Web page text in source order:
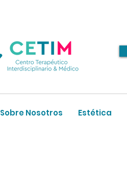
Sobre Nosotros Estética